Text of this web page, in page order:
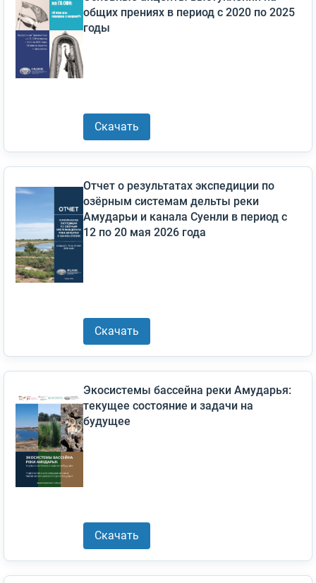
общих прениях в период с 2020 по 2025
годы
Скачать
Отчет о результатах экспедиции по
озёрным системам дельты реки
Амударьи и канала Суенли в период с
12 по 20 мая 2026 года
Скачать
Экосистемы бассейна реки Амударья:
текущее состояние и задачи на
будущее
Скачать